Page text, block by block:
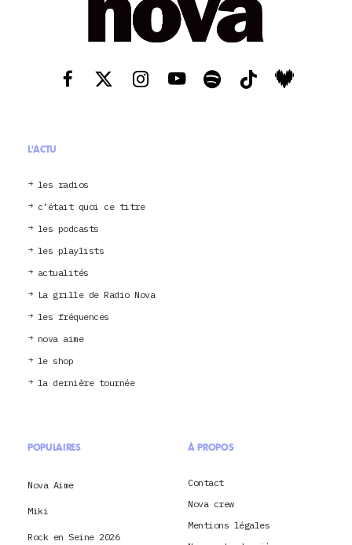
L'ACTU
les radios
c’était quoi ce titre
les podcasts
les playlists
actualités
La grille de Radio Nova
les fréquences
nova aime
le shop
la dernière tournée
POPULAIRES
Nova Aime
Miki
Rock en Seine 2026
À PROPOS
Contact
Nova crew
Mentions légales